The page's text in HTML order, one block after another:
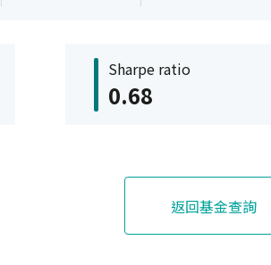
Sharpe ratio
0.68
返回基金查詢